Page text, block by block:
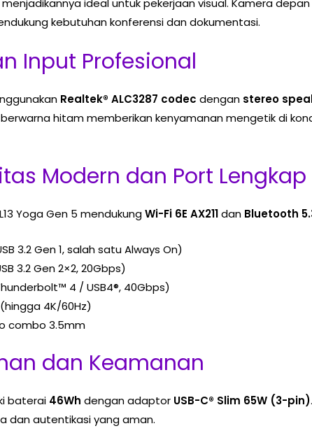
menjadikannya ideal untuk pekerjaan visual. Kamera depan
kebutuhan konferensi dan dokumentasi.
Input Profesional
Realtek® ALC3287 codec dengan stereo
hitam memberikan kenyamanan mengetik di
Modern dan Port Lengkap
Yoga Gen 5 mendukungWi-Fi 6E AX211dan Bluetooth
3.2 Gen 1, salah satu Always On)
3.2 Gen 2×2, 20Gbps)
4 / USB4®, 40Gbps)
(hingga 4K/60Hz)
combo 3.5mm
dan Keamanan
baterai 46Wh dengan adaptor USB-C® Slim 65W (3-pin)
dan autentikasi yang aman.